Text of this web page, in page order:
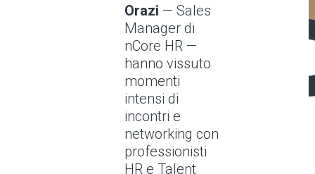
Orazi — Sales
Manager di
nCore HR —
hanno vissuto
momenti
intensi di
incontri e
networking con
professionisti
HR e Talent